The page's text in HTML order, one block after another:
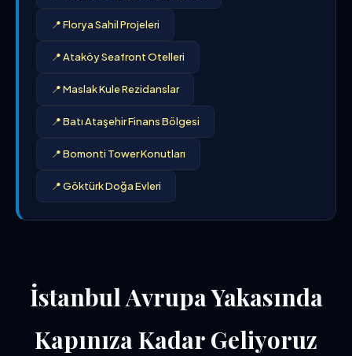
📍 Florya Sahil Projeleri
📍 Ataköy Seafront Otelleri
📍 Maslak Kule Rezidanslar
📍 Batı Ataşehir Finans Bölgesi
📍 Bomonti Tower Konutları
📍 Göktürk Doğa Evleri
İstanbul Avrupa Yakasında
Kapınıza Kadar Geliyoruz